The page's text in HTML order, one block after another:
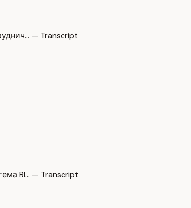
— Transcript
RI… — Transcript